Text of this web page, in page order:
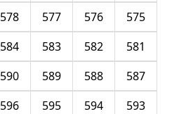
575
576
577
578
581
582
583
584
587
588
589
590
593
594
595
596